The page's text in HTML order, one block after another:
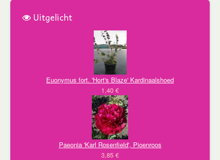
Uitgelicht
Euonymus fort. 'Hort's Blaze' Kardinaalshoed
1,40 €
Paeonia 'Karl Rosenfield', Pioenroos
3,85 €